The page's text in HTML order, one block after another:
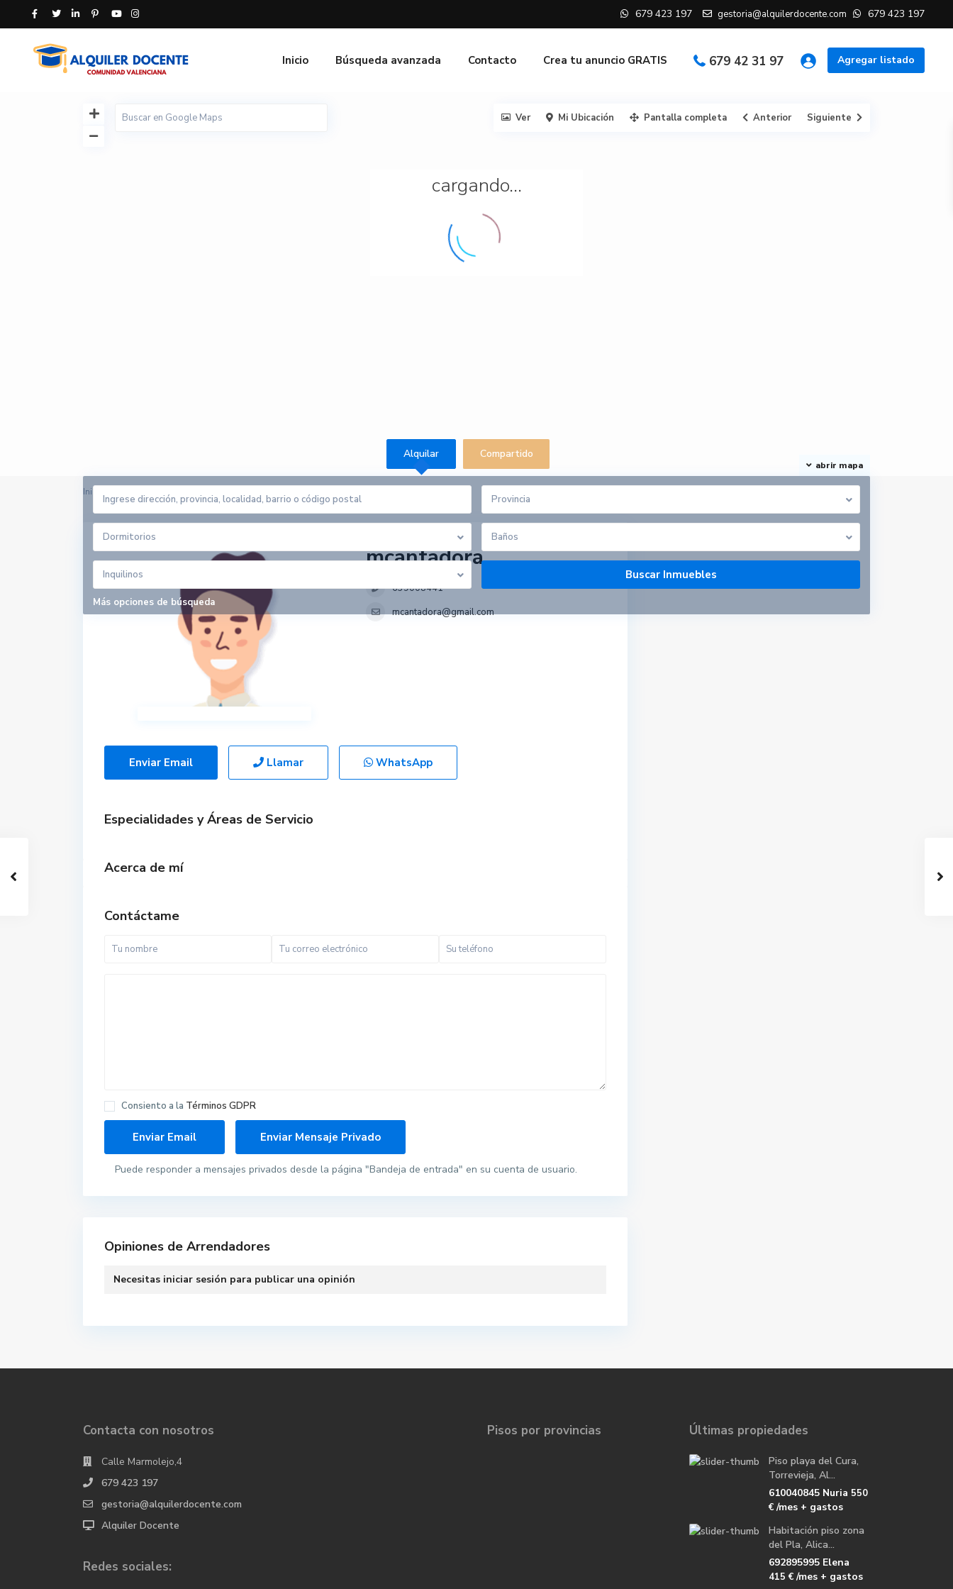
679 423 197 gestoria@alquilerdocente.com 679 423 197
Agregar listado
679 42 31 97
Inicio Búsqueda avanzada Contacto Crea tu anuncio GRATIS
cargando...
abrir mapa
Ver Mi Ubicación Pantalla completa Anterior Siguiente
Alquilar Compartido
Provincia
Dormitorios Baños
Inquilinos
Más opciones de búsqueda
Inicio
mcantadora
639008441
mcantadora@gmail.com
Enviar Email Llamar WhatsApp
Especialidades y Áreas de Servicio
Acerca de mí
Contáctame
Consiento a la Términos GDPR
Puede responder a mensajes privados desde la página "Bandeja de entrada" en su cuenta de usuario.
Opiniones de Arrendadores
Necesitas iniciar sesión para publicar una opinión
Contacta con nosotros
Calle Marmolejo,4
679 423 197
gestoria@alquilerdocente.com
Alquiler Docente
Redes sociales:
Pisos por provincias Últimas propiedades
Piso playa del Cura,
Torrevieja, Al...
610040845 Nuria 550
€/mes + gastos
Habitación piso zona
del Pla, Alica...
692895995 Elena
415 €/mes + gastos